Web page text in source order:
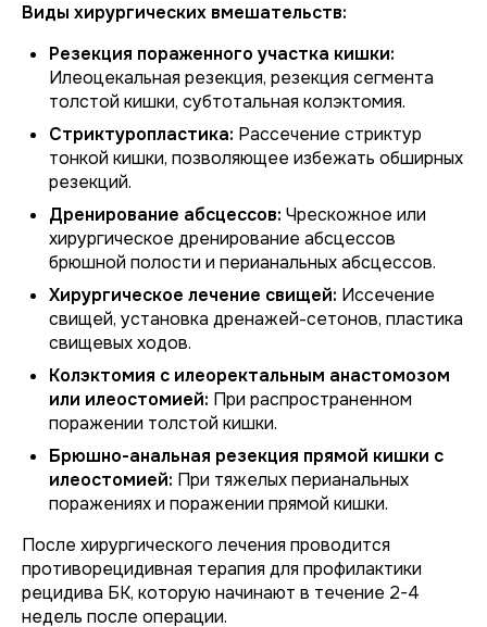
Виды хирургических вмешательств:
Резекция пораженного участка кишки:
Илеоцекальная резекция, резекция сегмента
толстой кишки, субтотальная колэктомия.
Стриктуропластика: Рассечение стриктур
тонкой кишки, позволяющее избежать обширных
резекций.
Дренирование абсцессов: Чрескожное или
хирургическое дренирование абсцессов
брюшной полости и перианальных абсцессов.
Хирургическое лечение свищей: Иссечение
свищей, установка дренажей-сетонов, пластика
свищевых ходов.
Колэктомия с илеоректальным анастомозом
или илеостомией: При распространенном
поражении толстой кишки.
Брюшно-анальная резекция прямой кишки с
илеостомией: При тяжелых перианальных
поражениях и поражении прямой кишки.
После хирургического лечения проводится
противорецидивная терапия для профилактики
рецидива БК, которую начинают в течение 2-4
недель после операции.